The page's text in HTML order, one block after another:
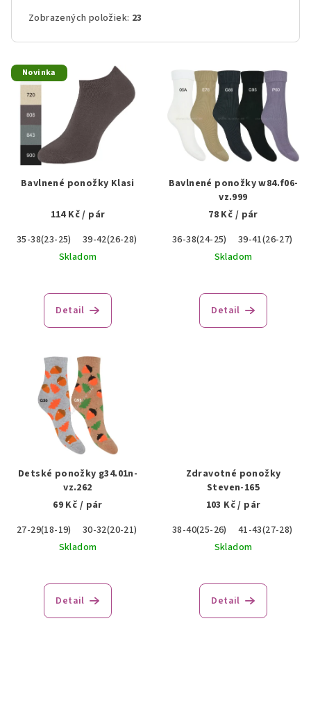
Zobrazených položiek: 23
V
ý
Novinka
Bavlnené ponožky Klasi
114 Kč/ pár
35-38(23-25)
39-42(26-28)
43-46(29-31)
Skladom
Detail
Bavlnené ponožky w84.f06-
vz.999
78 Kč / pár
36-38(24-25)
39-41(26-27)
Skladom
Detail
Detské ponožky g34.01n-
vz.262
69 Kč / pár
27-29(18-19)
30-32(20-21)
Skladom
Detail
Zdravotné ponožky
Steven-165
103 Kč/ pár
38-40(25-26)
41-43(27-28)
Skladom
Detail